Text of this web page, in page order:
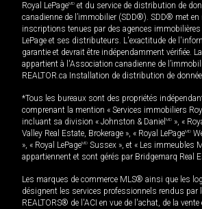
Royal LePageMD et du service de distribution de
canadienne de l’immobilier (SDD®). SDD® met en
inscriptions tenues par des agences immobilières
LePage et ses distributeurs. L'exactitude de
garantie et devrait être indépendamment vérifiée.
appartient à l'Association canadienne de
REALTOR.ca Installation de distribution de
*Tous les bureaux sont des propriétés
comprenant la mention « Services immobiliers
incluant sa division « Johnston & Daniel MD », «
Valley Real Estate, Brokerage », « Royal LePageMD
», « Royal LePageMD Sussex », et « Les immeubles
appartiennent et sont gérés par Bridgemarq Real
Les marques de commerce MLS® ainsi que les
désignent les services professionnels rendus par
REALTORS® de l'ACI en vue de l'achat, de la